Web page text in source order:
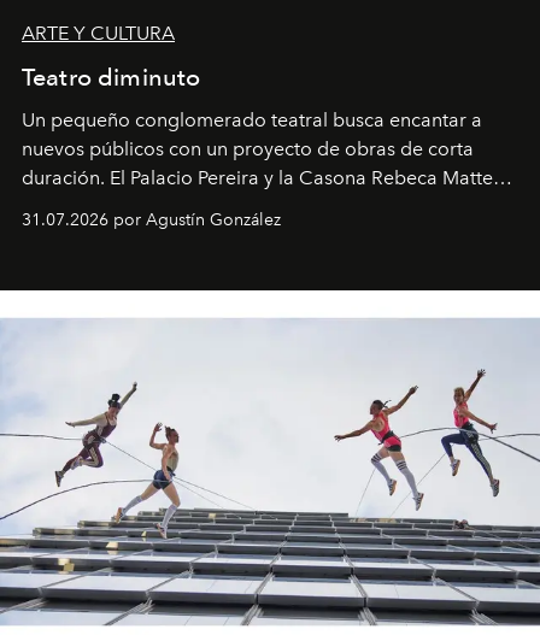
ARTE Y CULTURA
Teatro diminuto
Un pequeño conglomerado teatral busca encantar a
nuevos públicos con un proyecto de obras de corta
duración. El Palacio Pereira y la Casona Rebeca Matte
son algunos de los lugares que han albergado estas
miniobras. Sus puestas en escena son limpias; ponen el
31.07.2026 por Agustín González